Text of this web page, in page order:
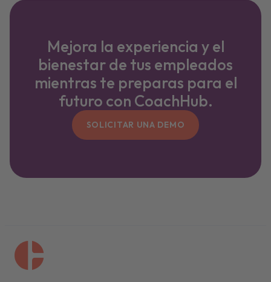
Mejora la experiencia y el
bienestar de tus empleados
mientras te preparas para el
futuro con CoachHub.
SOLICITAR UNA DEMO